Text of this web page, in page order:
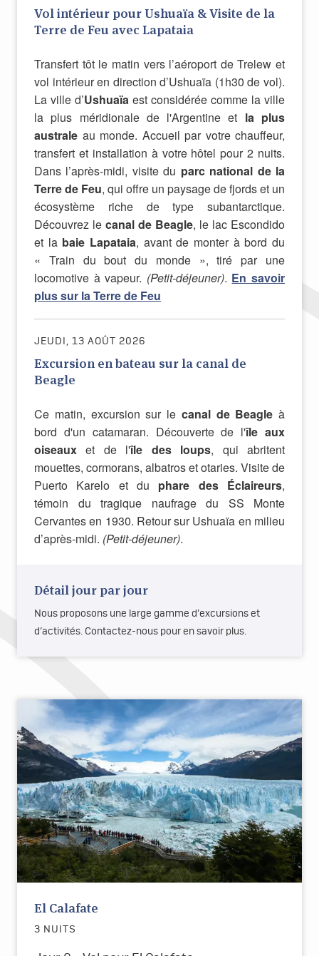
Vol intérieur pour Ushuaïa & Visite de la
Terre de Feu avec Lapataia
Transfert tôt le matin vers l’aéroport de Trelew et
vol intérieur en direction d’Ushuaïa (1h30 de vol).
La ville d’Ushuaïa est considérée comme la ville
la plus méridionale de l'Argentine et la plus
australe au monde. Accueil par votre chauffeur,
transfert et installation à votre hôtel pour 2 nuits.
Dans l’après-midi, visite du parc national de la
Terre de Feu, qui offre un paysage de fjords et un
écosystème riche de type subantarctique.
Découvrez le canal de Beagle, le lac Escondido
et la baie Lapataia, avant de monter à bord du
« Train du bout du monde », tiré par une
locomotive à vapeur. (Petit-déjeuner). En savoir
plus sur la Terre de Feu
JEUDI, 13 AOÛT 2026
Excursion en bateau sur la canal de
Beagle
Ce matin, excursion sur le canal de Beagle à
bord d'un catamaran. Découverte de l'île aux
oiseaux et de l'île des loups, qui abritent
mouettes, cormorans, albatros et otaries. Visite de
Puerto Karelo et du phare des Éclaireurs,
témoin du tragique naufrage du SS Monte
Cervantes en 1930. Retour sur Ushuaïa en milieu
d’après-midi. (Petit-déjeuner).
Détail jour par jour
Nous proposons une large gamme d’excursions et
d’activités. Contactez-nous pour en savoir plus.
El Calafate
3 NUITS